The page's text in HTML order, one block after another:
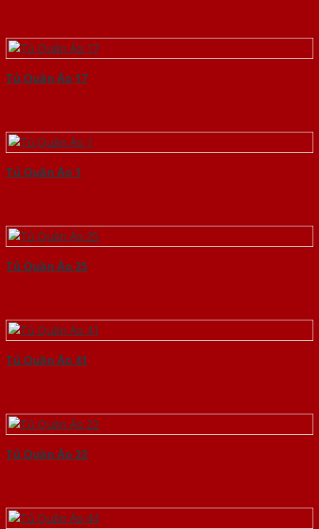
Tủ Quần Áo 17
Tủ Quần Áo 1
Tủ Quần Áo 25
Tủ Quần Áo 41
Tủ Quần Áo 22